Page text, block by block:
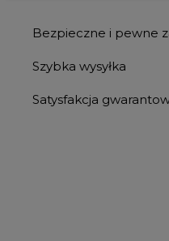
Bezpieczne i pewne
Szybka wysyłka
Satysfakcja